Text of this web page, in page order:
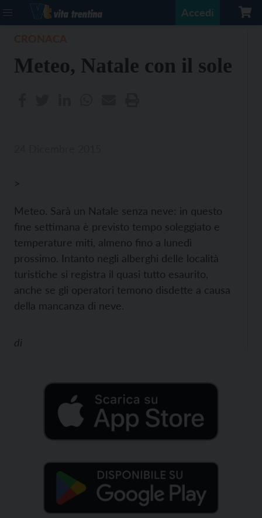
Accedi
Meteo, Natale con il sole
>
Meteo. Sarà un Natale senza neve: in questo
fine settimana è previsto tempo soleggiato e
temperature miti, almeno fino a lunedì
prossimo. Intanto negli alberghi delle località
turistiche si registra il quasi tutto esaurito,
anche se gli operatori temono disdette a causa
della mancanza di neve.
di